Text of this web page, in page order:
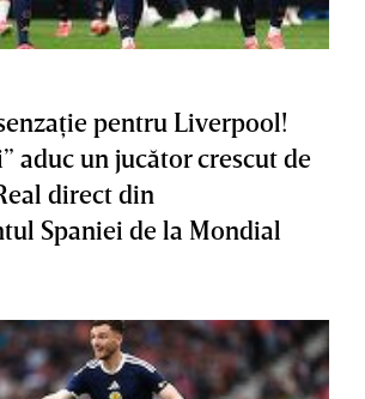
pentru Liverpool!
aduc un jucător crescut de
direct din
Spaniei de la Mondial